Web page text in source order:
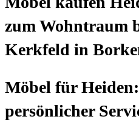
zum Wohntraum
Kerkfeld in
Möbel für
persönlicher